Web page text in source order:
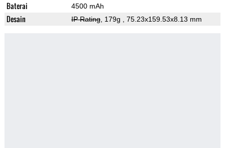
Baterai 4500 mAh
Desain IP Rating, 179g , 75.23x159.53x8.13 mm